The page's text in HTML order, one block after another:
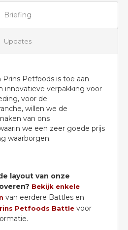
Briefing
Updates
Petfoods is toe aan
innovatieve verpakking voor
voor de
willen we de
van ons
we een zeer goede prijs
waarborgen.
layout van onze
Bekijk enkele
van eerdere Battles en
Petfoods Battle voor